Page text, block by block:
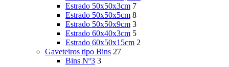
Estrado 50x50x3cm 7
Estrado 50x50x5cm 8
Estrado 50x50x9cm 3
Estrado 60x40x3cm 5
Estrado 60x50x15cm 2
Gaveteiros tipo Bins 27
Bins Nº3 3